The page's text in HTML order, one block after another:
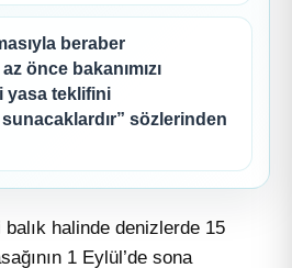
beraber
önce bakanımızı
yasa teklifini
sözlerinden
halinde denizlerde 15
1 Eylül’de sona